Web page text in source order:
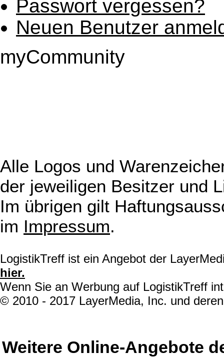
Passwort vergessen?
Neuen Benutzer
myCommunity
Alle Logos und
der jeweiligen Besitzer und
Im übrigen gilt
im Impressum.
LogistikTreff ist ein Angebot der
hier.
Wenn Sie an Werbung auf LogistikTreff
© 2010 - 2017 LayerMedia, Inc. und
Weitere Online-Angebote